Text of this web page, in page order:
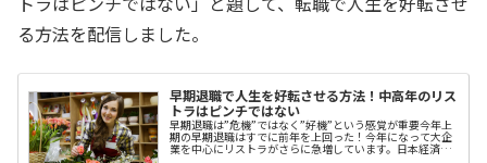
る方法を配信しました。
早期退職で人生を好転させる方法！中高年のリス
トラはピンチではない
早期退職は”危機”ではなく”好機”という感覚が重要今年上
期の早期退職はすでに前年を上回った！今年になって大企
業を中心にリストラがさらに急増しています。日本経済新